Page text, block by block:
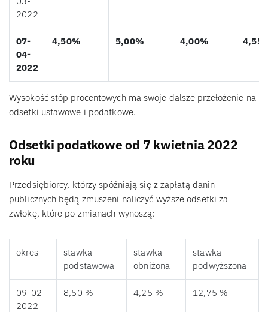
2022
07-
04-
2022
4,50% 5,00% 4,00%
Wysokość stóp procentowych ma swoje dalsze przełożenie na
odsetki ustawowe i podatkowe.
Odsetki podatkowe od 7 kwietnia 2022
roku
Przedsiębiorcy, którzy spóźniają się z zapłatą danin
publicznych będą zmuszeni naliczyć wyższe odsetki za
zwłokę, które po zmianach wynoszą:
okres
stawka
podstawowa
stawka
obniżona
stawka
podwyższona
09-02-
2022
8,50 % 4,25 % 12,75 %